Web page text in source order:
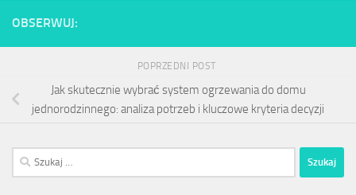
OBSERWUJ:
POPRZEDNI POST
Jak skutecznie wybrać system ogrzewania do domu
jednorodzinnego: analiza potrzeb i kluczowe kryteria decyzji
Szukaj: